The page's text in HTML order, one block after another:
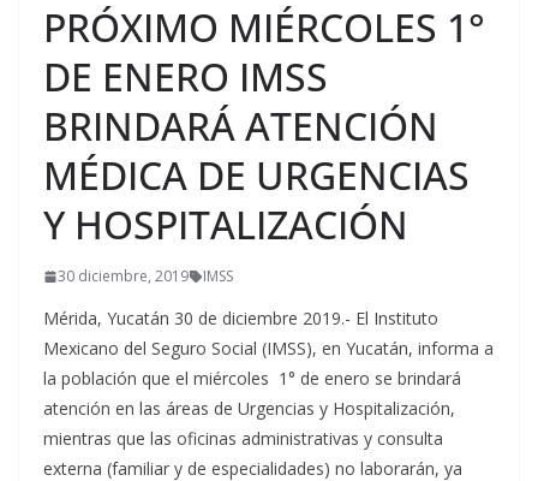
PRÓXIMO MIÉRCOLES 1°
DE ENERO IMSS
BRINDARÁ ATENCIÓN
MÉDICA DE URGENCIAS
Y HOSPITALIZACIÓN
30 diciembre, 2019 IMSS
Mérida, Yucatán 30 de diciembre 2019.- El Instituto
Mexicano del Seguro Social (IMSS), en Yucatán, informa a
la población que el miércoles 1° de enero se brindará
atención en las áreas de Urgencias y Hospitalización,
mientras que las oficinas administrativas y consulta
externa (familiar y de especialidades) no laborarán, ya